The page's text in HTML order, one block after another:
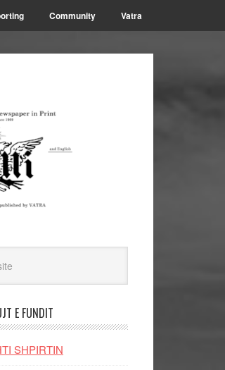
Community Vatra
E FUNDIT
SHPIRTIN